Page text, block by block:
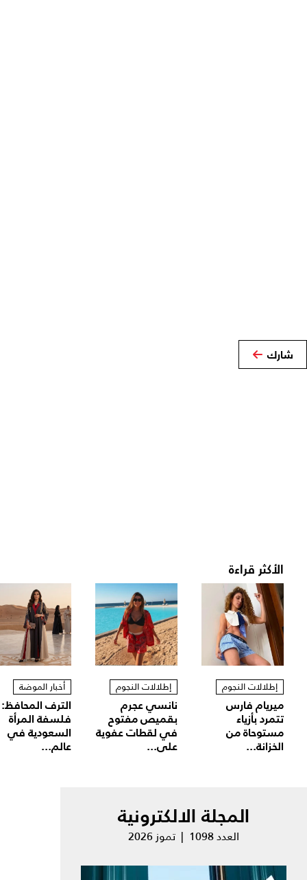
شارك
الأكثر قراءة
إطلالات النجوم
ميريام فارس
تتمرد بأزياء
مستوحاة من
الخزانة...
إطلالات النجوم
نانسي عجرم
بقميص مفتوح
في لقطات عفوية
على...
أخبار الموضة
الترف المحافظ:
فلسفة المرأة
السعودية في
عالم...
المجلة الالكترونية
العدد 1098 | تموز 2026